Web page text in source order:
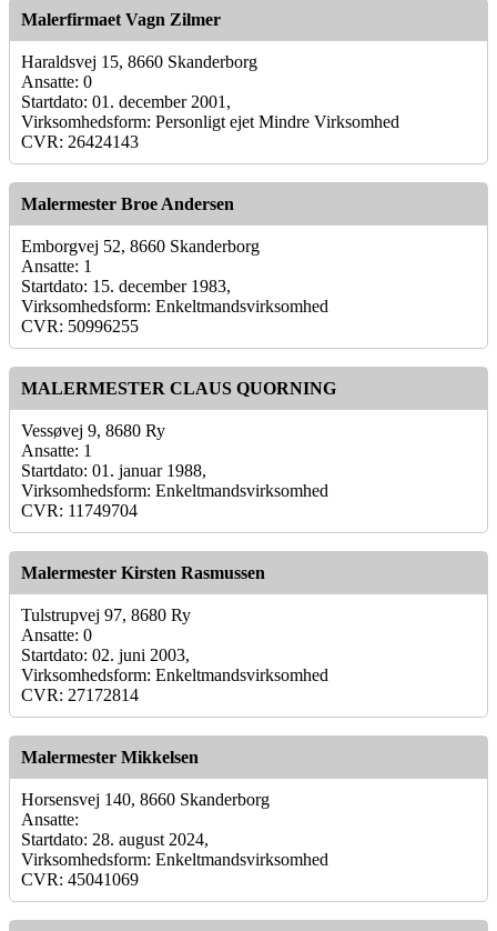
Malerfirmaet Vagn Zilmer
Haraldsvej 15, 8660 Skanderborg
Ansatte: 0
Startdato: 01. december 2001,
Virksomhedsform: Personligt ejet Mindre Virksomhed
CVR: 26424143
Malermester Broe Andersen
Emborgvej 52, 8660 Skanderborg
Ansatte: 1
Startdato: 15. december 1983,
Virksomhedsform: Enkeltmandsvirksomhed
CVR: 50996255
MALERMESTER CLAUS QUORNING
Vessøvej 9, 8680 Ry
Ansatte: 1
Startdato: 01. januar 1988,
Virksomhedsform: Enkeltmandsvirksomhed
CVR: 11749704
Malermester Kirsten Rasmussen
Tulstrupvej 97, 8680 Ry
Ansatte: 0
Startdato: 02. juni 2003,
Virksomhedsform: Enkeltmandsvirksomhed
CVR: 27172814
Malermester Mikkelsen
Horsensvej 140, 8660 Skanderborg
Ansatte:
Startdato: 28. august 2024,
Virksomhedsform: Enkeltmandsvirksomhed
CVR: 45041069